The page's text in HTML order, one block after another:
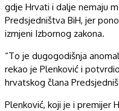
gdje Hrvati i dalje nemaju
Predsjedništva BiH, jer
izmjeni Izbornog zakona.
“To je dugogodišnja
rekao je Plenković i
hrvatskog člana
Plenković, koji je i premijer